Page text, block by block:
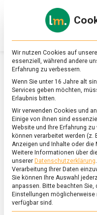
SCHLAGWORT:JOD
Wir nutzen Cookies auf
essenziell, während andere
Erfahrung zu verbessern.
Wenn Sie unter 16 Jahre alt
Services geben möchten,
Erlaubnis bitten.
Wir verwenden Cookies und
Einige von ihnen sind
Website und Ihre Erfahrung zu
können verarbeitet werden (z.
Anzeigen und Inhalte oder die
Weitere Informationen über
unserer Datenschutzerklärung.
Verarbeitung Ihrer Daten
Sie können Ihre Auswahl
anpassen. Bitte beachten
Einstellungen
verfügbar sind.